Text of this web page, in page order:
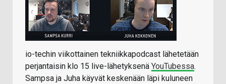
io-techin viikottainen tekniikkapodcast lähetetään
perjantaisin klo 15 live-lähetyksenä YouTubessa.
Sampsa ja Juha käyvät keskenään läpi kuluneen